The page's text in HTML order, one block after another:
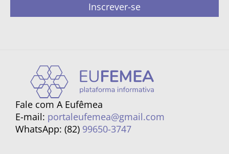
Inscrever-se
Fale com A Eufêmea
E-mail: portaleufemea@gmail.com
WhatsApp: (82) 99650-3747